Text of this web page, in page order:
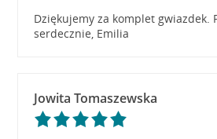
Dziękujemy za komplet gwiazdek.
serdecznie, Emilia
Jowita Tomaszewska